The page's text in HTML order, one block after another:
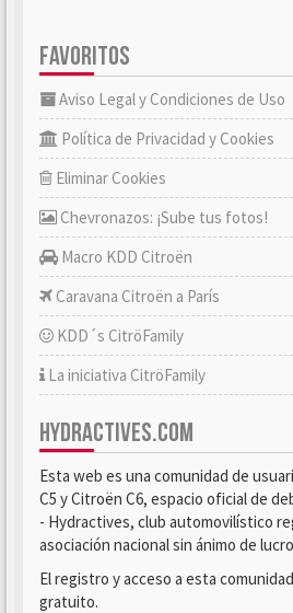
FAVORITOS
Aviso Legal y Condiciones de Uso
Política de Privacidad y Cookies
Eliminar Cookies
Chevronazos: ¡Sube tus fotos!
Macro KDD Citroën
Caravana Citroën a París
KDD´s CitröFamily
La iniciativa CitröFamily
HYDRACTIVES.COM
Esta web es una comunidad de
C5 y Citroën C6, espacio oficial de
- Hydractives, club automovilístico
asociación nacional sin ánimo de
El registro y acceso a esta
gratuito.